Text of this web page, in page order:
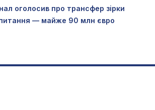
оголосив про трансфер зірки
— майже 90 млн євро